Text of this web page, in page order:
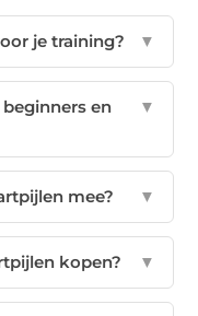
je training? ▼
en
▼
mee? ▼
kopen? ▼